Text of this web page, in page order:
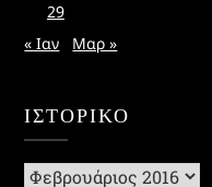
29
« Ιαν
Μαρ »
ΙΣΤΟΡΙΚΌ
Ιστορικό